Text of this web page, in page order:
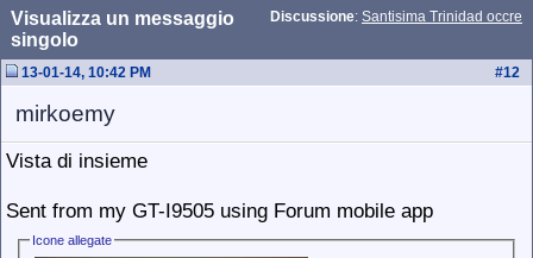
Discussione: Santisima Trinidad occre
Visualizza un messaggio
singolo
#12
13-01-14, 10:42 PM
mirkoemy
Vista di insieme
Sent from my GT-I9505 using Forum mobile app
Icone allegate